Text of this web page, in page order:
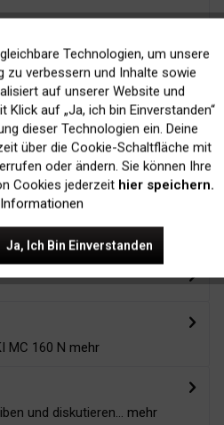
Versand innerhalb von
24H*
MC 160 N mehr
und diskutieren... mehr
Aktiv
Inaktiv
Inaktiv
Technologien, um unsere
zu verbessern und Inhalte sowie
auf unserer Website und
Klick auf „Ja, ich bin Einverstanden“
dieser Technologien ein. Deine
über die Cookie-Schaltfläche mit
oder ändern. Sie können Ihre
Cookies jederzeit hier speichern.
Ja, Ich Bin Einverstanden